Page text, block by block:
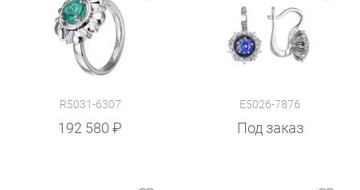
R5031-6307
192 580
E5026-7876
Под заказ